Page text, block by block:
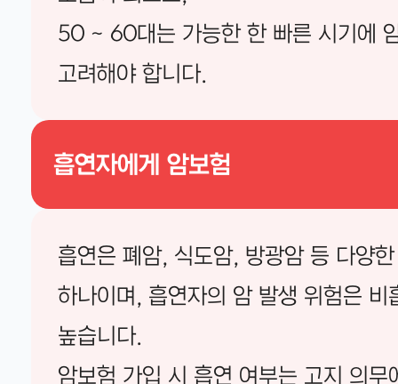
50 ~ 60대는 가능한 한 빠른 시기에
고려해야 합니다.
흡연자에게 암보험
흡연은 폐암, 식도암, 방광암 등 다양
하나이며, 흡연자의 암 발생 위험은 비
높습니다.
암보험 가입 시 흡연 여부는 고지 의무